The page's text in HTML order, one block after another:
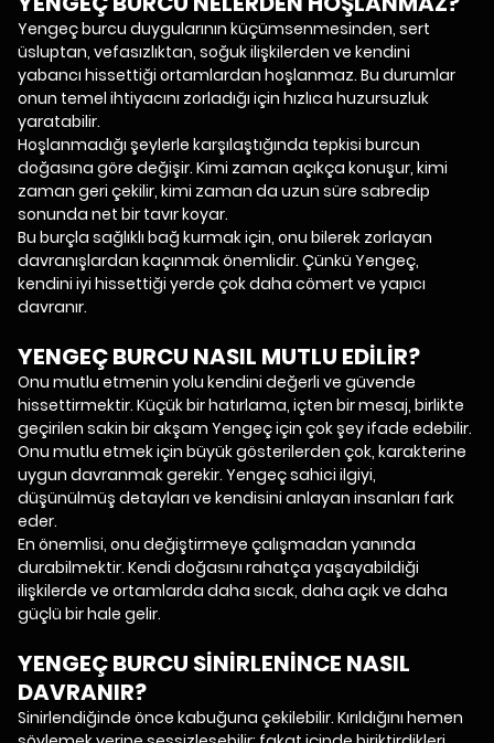
Yengeç burcu duygularının küçümsenmesinden, sert
üsluptan, vefasızlıktan, soğuk ilişkilerden ve kendini
yabancı hissettiği ortamlardan hoşlanmaz. Bu durumlar
onun temel ihtiyacını zorladığı için hızlıca huzursuzluk
yaratabilir.
Hoşlanmadığı şeylerle karşılaştığında tepkisi burcun
doğasına göre değişir. Kimi zaman açıkça konuşur, kimi
zaman geri çekilir, kimi zaman da uzun süre sabredip
sonunda net bir tavır koyar.
Bu burçla sağlıklı bağ kurmak için, onu bilerek zorlayan
davranışlardan kaçınmak önemlidir. Çünkü Yengeç,
kendini iyi hissettiği yerde çok daha cömert ve yapıcı
davranır.
YENGEÇ BURCU NASIL MUTLU EDİLİR?
Onu mutlu etmenin yolu kendini değerli ve güvende
hissettirmektir. Küçük bir hatırlama, içten bir mesaj, birlikte
geçirilen sakin bir akşam Yengeç için çok şey ifade edebilir.
Onu mutlu etmek için büyük gösterilerden çok, karakterine
uygun davranmak gerekir. Yengeç sahici ilgiyi,
düşünülmüş detayları ve kendisini anlayan insanları fark
eder.
En önemlisi, onu değiştirmeye çalışmadan yanında
durabilmektir. Kendi doğasını rahatça yaşayabildiği
ilişkilerde ve ortamlarda daha sıcak, daha açık ve daha
güçlü bir hale gelir.
YENGEÇ BURCU SİNİRLENİNCE NASIL
DAVRANIR?
Sinirlendiğinde önce kabuğuna çekilebilir. Kırıldığını hemen